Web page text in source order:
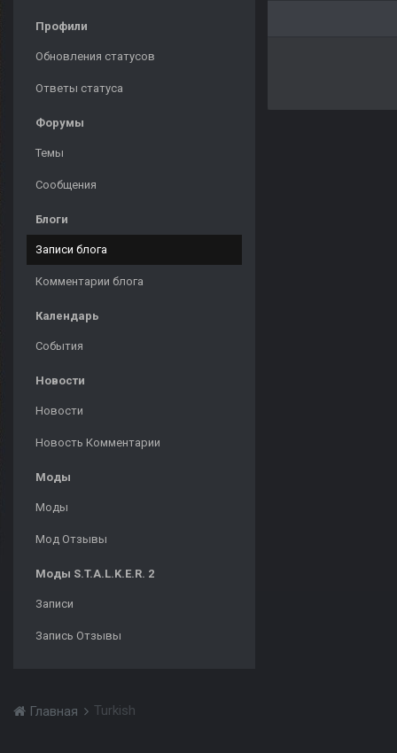
Профили
Обновления статусов
Ответы статуса
Форумы
Темы
Сообщения
Блоги
Записи блога
Комментарии блога
Календарь
События
Новости
Новости
Новость Комментарии
Моды
Моды
Мод Отзывы
Моды S.T.A.L.K.E.R. 2
Записи
Запись Отзывы
Главная Turkish